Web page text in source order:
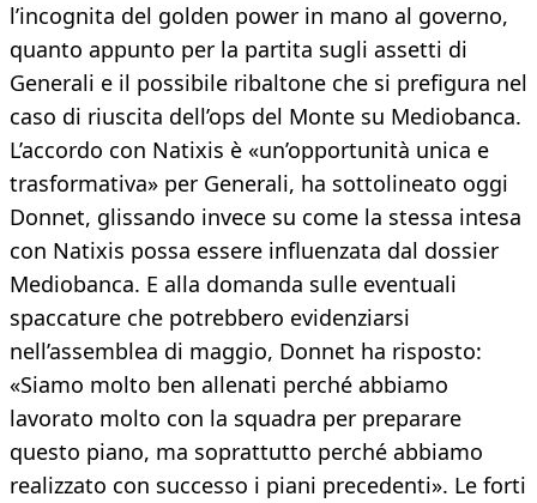
l’incognita del golden power in mano al governo,
quanto appunto per la partita sugli assetti di
Generali e il possibile ribaltone che si prefigura nel
caso di riuscita dell’ops del Monte su Mediobanca.
L’accordo con Natixis è «un’opportunità unica e
trasformativa» per Generali, ha sottolineato oggi
Donnet, glissando invece su come la stessa intesa
con Natixis possa essere influenzata dal dossier
Mediobanca. E alla domanda sulle eventuali
spaccature che potrebbero evidenziarsi
nell’assemblea di maggio, Donnet ha risposto:
«Siamo molto ben allenati perché abbiamo
lavorato molto con la squadra per preparare
questo piano, ma soprattutto perché abbiamo
realizzato con successo i piani precedenti». Le forti